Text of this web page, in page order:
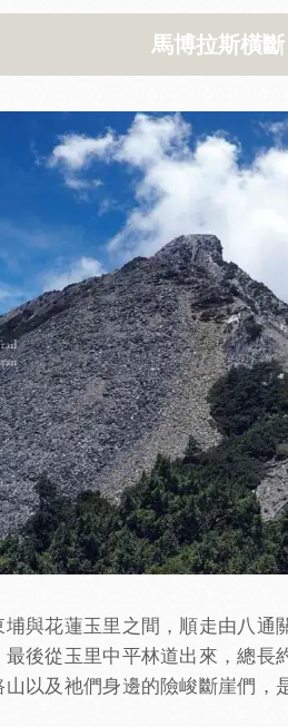
馬博拉斯橫
與花蓮玉里之間，順走由八
後從玉里中平林道出來，總長
以及祂們身邊的險峻斷崖們，